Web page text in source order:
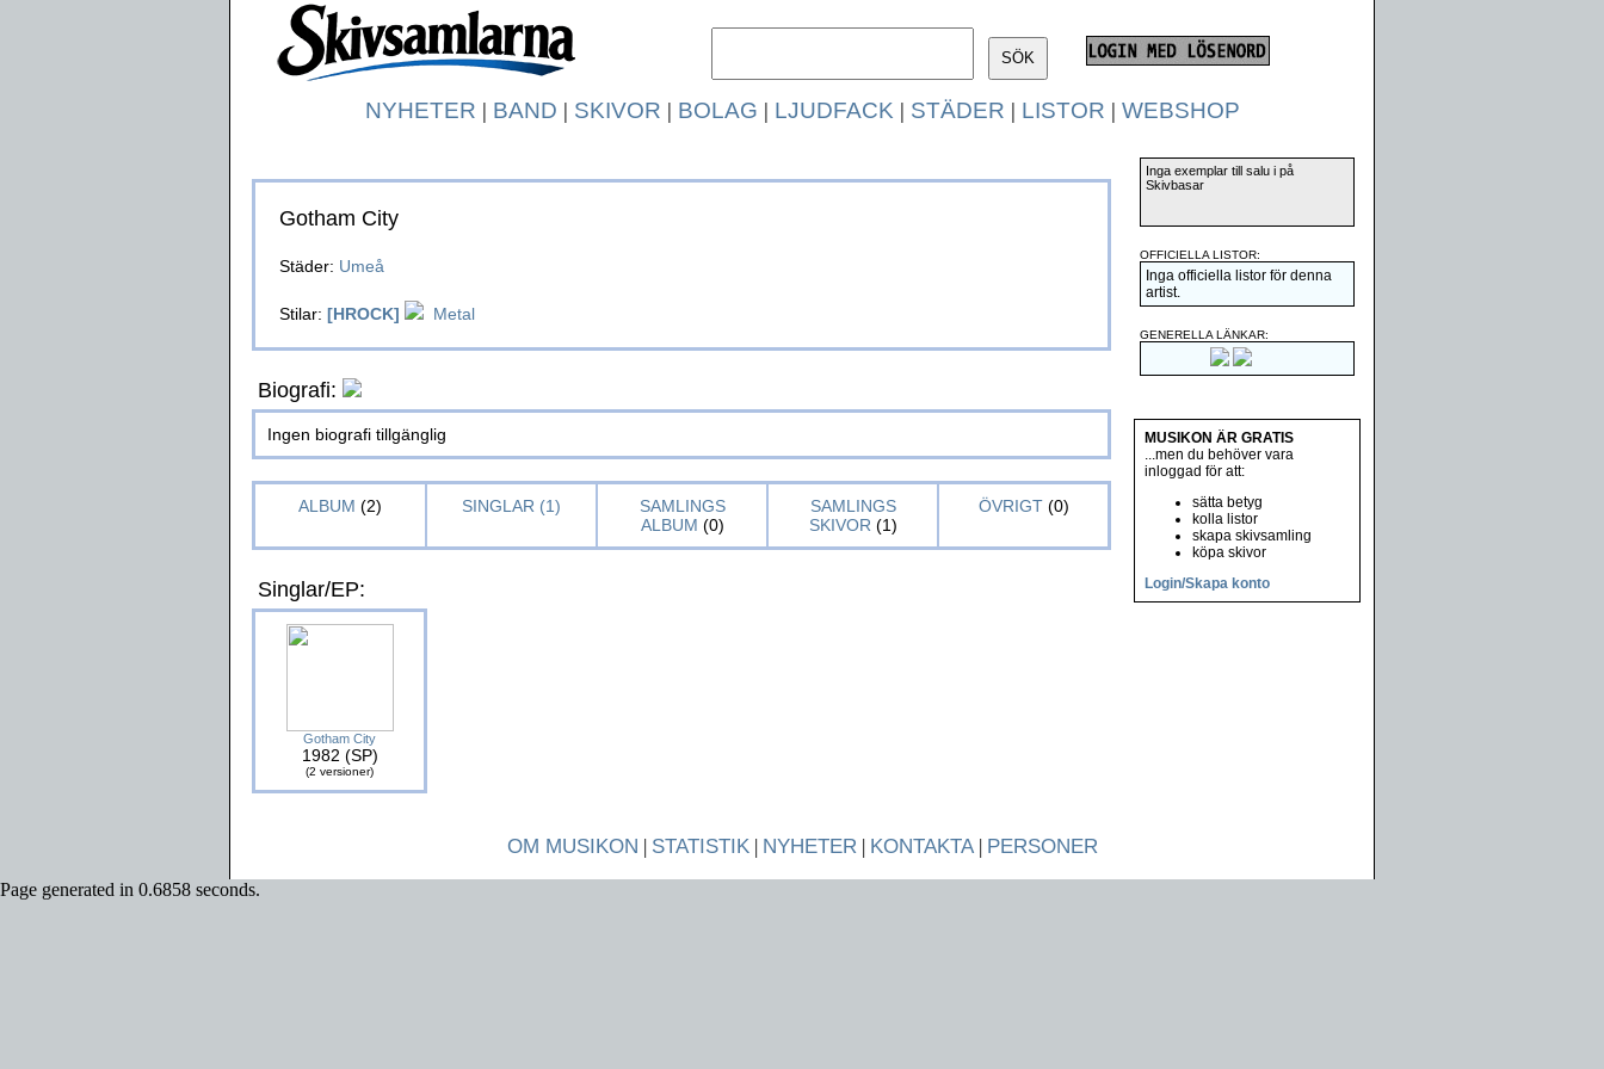
NYHETER | BAND | SKIVOR | BOLAG | LJUDFACK | STÄDER | LISTOR | WEBSHOP
Gotham City
Städer: Umeå
Stilar: [HROCK] Metal
Biografi:
Ingen biografi tillgänglig
ALBUM (2) SINGLAR (1)
SAMLINGS
ALBUM (0)
SAMLINGS
SKIVOR (1)
ÖVRIGT(0)
Singlar/EP:
Gotham City
1982 (SP)
(2 versioner)
Inga exemplar till salu i på
Skivbasar
OFFICIELLA LISTOR:
Inga officiella listor för denna
artist.
GENERELLA LÄNKAR:
MUSIKON ÄR GRATIS
...men du behöver vara
inloggad för att:
sätta betyg
kolla listor
skapa skivsamling
köpa skivor
Login/Skapa konto
OM MUSIKON | STATISTIK| NYHETER| KONTAKTA| PERSONER
Page generated in 0.6858 seconds.